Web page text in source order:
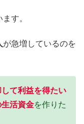
す。
が急増しているのを
て利益を得たい
活資金を作りた